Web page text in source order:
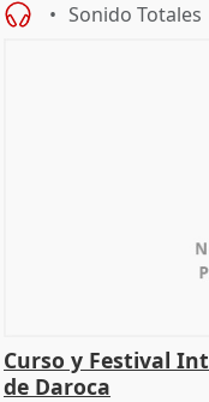
Sonido Totales
Curso y Festival
de Daroca